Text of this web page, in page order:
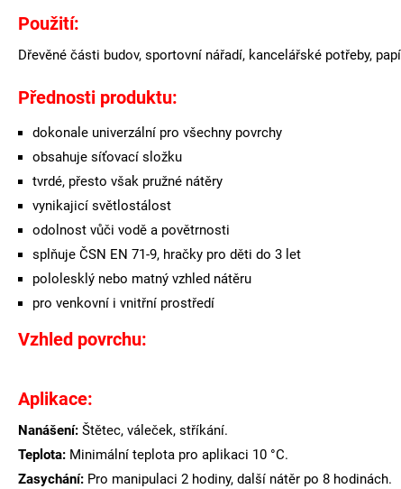
Použití:
Dřevěné části budov, sportovní nářadí, kancelářské potřeby,
Přednosti produktu:
dokonale univerzální pro všechny povrchy
obsahuje síťovací složku
tvrdé, přesto však pružné nátěry
vynikajicí světlostálost
odolnost vůči vodě a povětrnosti
splňuje ČSN EN 71-9, hračky pro děti do 3 let
pololesklý nebo matný vzhled nátěru
pro venkovní i vnitřní prostředí
Vzhled povrchu:
Aplikace:
Nanášení: Štětec, váleček, stříkání.
Teplota: Minimální teplota pro aplikaci 10 °C.
Zasychání: Pro manipulaci 2 hodiny, další nátěr po 8 hodinách.